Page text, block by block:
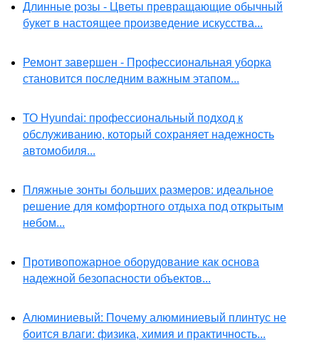
Длинные розы - Цветы превращающие обычный
букет в настоящее произведение искусства...
Ремонт завершен - Профессиональная уборка
становится последним важным этапом...
ТО Hyundai: профессиональный подход к
обслуживанию, который сохраняет надежность
автомобиля...
Пляжные зонты больших размеров: идеальное
решение для комфортного отдыха под открытым
небом...
Противопожарное оборудование как основа
надежной безопасности объектов...
Алюминиевый: Почему алюминиевый плинтус не
боится влаги: физика, химия и практичность...